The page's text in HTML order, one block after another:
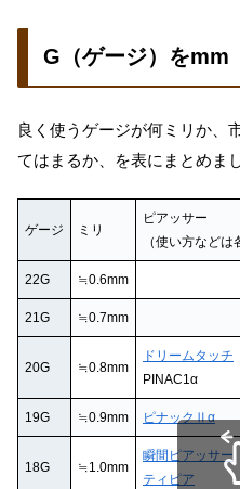
G（ゲージ）をmm
良く使うゲージが何ミリか、
てはまるか、を表にまとめまし
ゲージ ミリ
ピアッサー
（使い方などは
22G ≒0.6mm
21G ≒0.7mm
20G ≒0.8mm
ドリームタッチ
PINAC1α
19G ≒0.9mm ピナックⅡα
18G ≒1.0mm
瞬間ピアッサー
ティピア